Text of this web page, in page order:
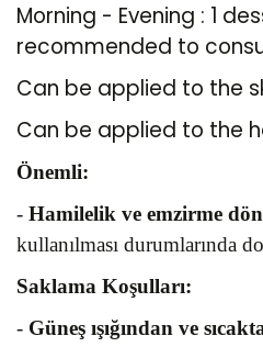
Morning - Evening : 1
recommended to
Can be applied to the
Can be applied to the
Önemli:
- Hamilelik ve emzirme
kullanılması durumlarında
Saklama Koşulları:
- Güneş ışığından ve